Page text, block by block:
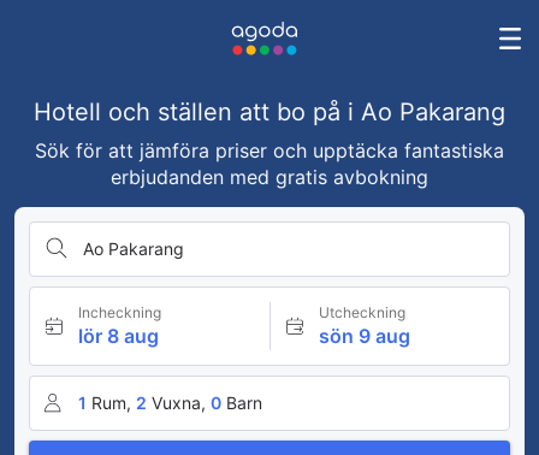
Hotell och ställen att bo på i Ao Pakarang
Sök för att jämföra priser och upptäcka fantastiska
erbjudanden med gratis avbokning
Ao Pakarang
Incheckning
lör 8 aug
Utcheckning
sön 9 aug
1 Rum, 2 Vuxna, 0 Barn